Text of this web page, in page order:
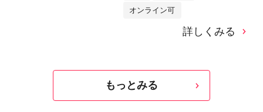
オンライン可
詳しくみる
もっとみる